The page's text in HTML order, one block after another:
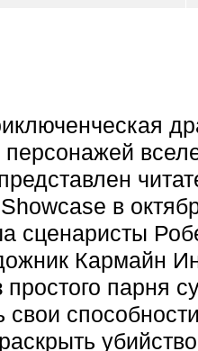
в
сценаристы
Кармайн
простого парня